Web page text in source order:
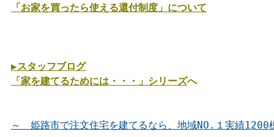
「お家を買ったら使える還付制度」について
▶スタッフブログ
「家を建てるためには・・・」シリーズへ
～　姫路市で注文住宅を建てるなら、地域NO.１実績1200